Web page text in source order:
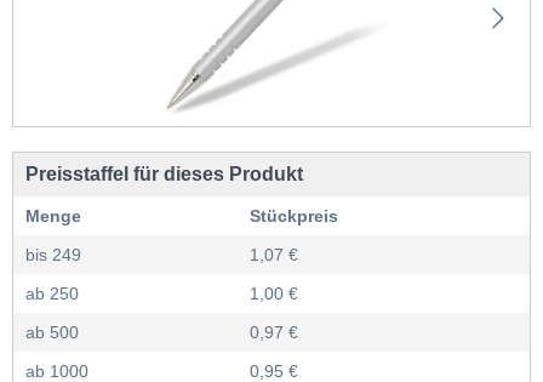
Preisstaffel für dieses Produkt
Menge
Stückpreis
bis 249
1,07 €
ab 250
1,00 €
ab 500
0,97 €
ab 1000
0,95 €